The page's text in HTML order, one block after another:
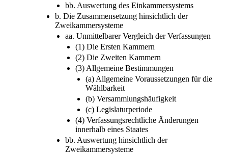
bb. Auswertung des Einkammersystems
b. Die Zusammensetzung hinsichtlich der
Zweikammersysteme
aa. Unmittelbarer Vergleich der Verfassungen
(1) Die Ersten Kammern
(2) Die Zweiten Kammern
(3) Allgemeine Bestimmungen
(a) Allgemeine Voraussetzungen für die
Wählbarkeit
(b) Versammlungshäufigkeit
(c) Legislaturperiode
(4) Verfassungsrechtliche Änderungen
innerhalb eines Staates
bb. Auswertung hinsichtlich der
Zweikammersysteme